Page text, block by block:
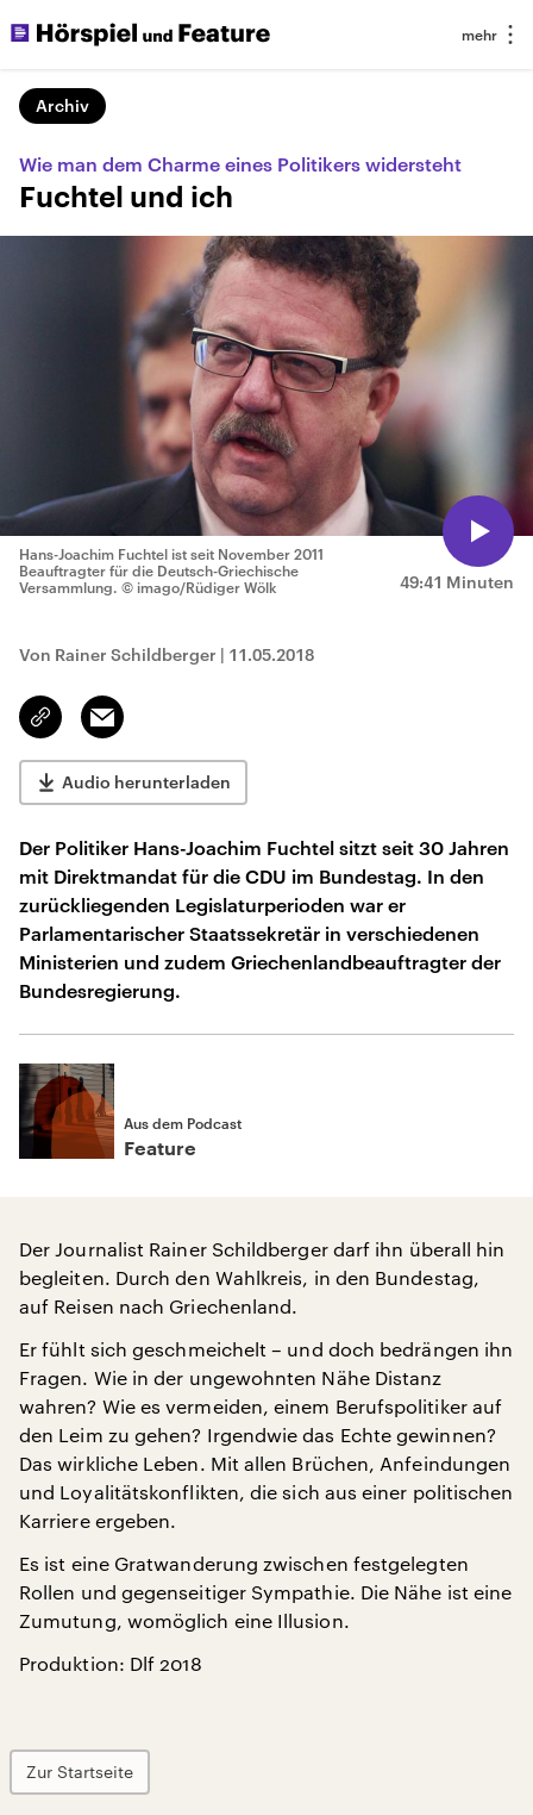
Archiv
Wie man dem Charme eines Politikers widersteht
Fuchtel und ich
49:41 Minuten
Hans-Joachim Fuchtel ist seit November 2011
Beauftragter für die Deutsch-Griechische
Versammlung. © imago/Rüdiger Wölk
Von Rainer Schildberger | 11.05.2018
Link
kopieren/teilen
Email
Audio herunterladen
Der Politiker Hans-Joachim Fuchtel sitzt seit 30 Jahren
mit Direktmandat für die CDU im Bundestag. In den
zurückliegenden Legislaturperioden war er
Parlamentarischer Staatssekretär in verschiedenen
Ministerien und zudem Griechenlandbeauftragter der
Bundesregierung.
Aus dem Podcast
Feature
Der Journalist Rainer Schildberger darf ihn überall hin
begleiten. Durch den Wahlkreis, in den Bundestag,
auf Reisen nach Griechenland.
Er fühlt sich geschmeichelt – und doch bedrängen ihn
Fragen. Wie in der ungewohnten Nähe Distanz
wahren? Wie es vermeiden, einem Berufspolitiker auf
den Leim zu gehen? Irgendwie das Echte gewinnen?
Das wirkliche Leben. Mit allen Brüchen, Anfeindungen
und Loyalitätskonflikten, die sich aus einer politischen
Karriere ergeben.
Es ist eine Gratwanderung zwischen festgelegten
Rollen und gegenseitiger Sympathie. Die Nähe ist eine
Zumutung, womöglich eine Illusion.
Produktion: Dlf 2018
Zur Startseite